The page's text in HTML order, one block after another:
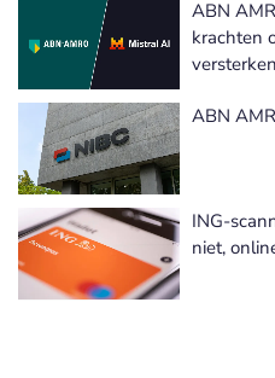
ABN
krachten
versterken
ABN
ING-
niet,